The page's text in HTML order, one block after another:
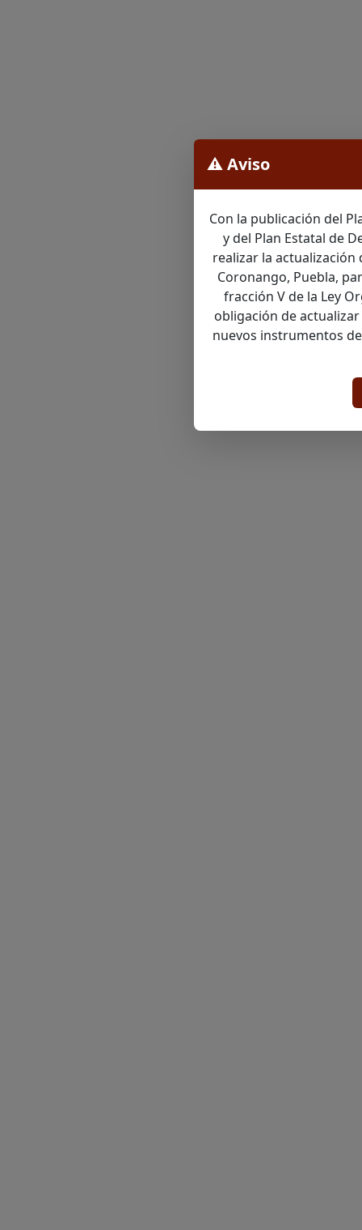
⚠️ Aviso
Con la publicación del
y del Plan Estatal de
realizar la actualización
Coronango, Puebla,
fracción V de la Ley
obligación de
nuevos instrumentos